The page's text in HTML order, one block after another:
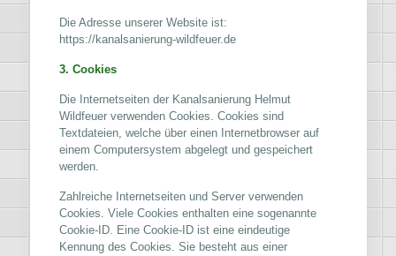
Die Adresse unserer Website ist:
https://kanalsanierung-wildfeuer.de
3. Cookies
Die Internetseiten der Kanalsanierung Helmut
Wildfeuer verwenden Cookies. Cookies sind
Textdateien, welche über einen Internetbrowser auf
einem Computersystem abgelegt und gespeichert
werden.
Zahlreiche Internetseiten und Server verwenden
Cookies. Viele Cookies enthalten eine sogenannte
Cookie-ID. Eine Cookie-ID ist eine eindeutige
Kennung des Cookies. Sie besteht aus einer